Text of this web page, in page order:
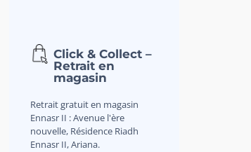
Click & Collect –
Retrait en
magasin
Retrait gratuit en magasin
Ennasr II : Avenue l'ère
nouvelle, Résidence Riadh
Ennasr II, Ariana.